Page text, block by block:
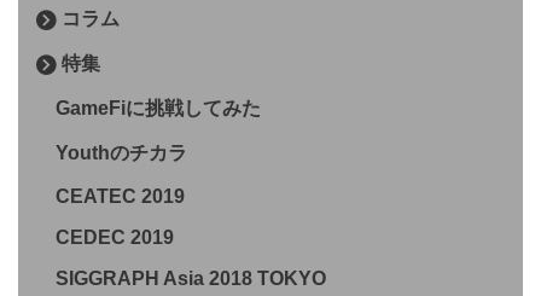
コラム
特集
GameFiに挑戦してみた
Youthのチカラ
CEATEC 2019
CEDEC 2019
SIGGRAPH Asia 2018 TOKYO